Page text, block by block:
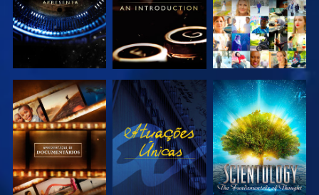
EXPLORAR A
SÉRIE
VER
EXPLORAR A
SÉRIE